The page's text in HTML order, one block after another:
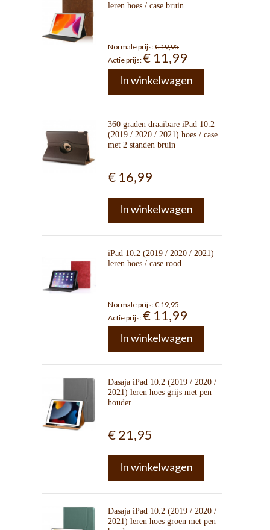
leren hoes / case bruin
Normale prijs:€ 19,95
Actie prijs:€ 11,99
In winkelwagen
360 graden draaibare iPad 10.2
(2019 / 2020 / 2021) hoes / case
met 2 standen bruin
€ 16,99
In winkelwagen
iPad 10.2 (2019 / 2020 / 2021)
leren hoes / case rood
Normale prijs:€ 19,95
Actie prijs:€ 11,99
In winkelwagen
Dasaja iPad 10.2 (2019 / 2020 /
2021) leren hoes grijs met pen
houder
€ 21,95
In winkelwagen
Dasaja iPad 10.2 (2019 / 2020 /
2021) leren hoes groen met pen